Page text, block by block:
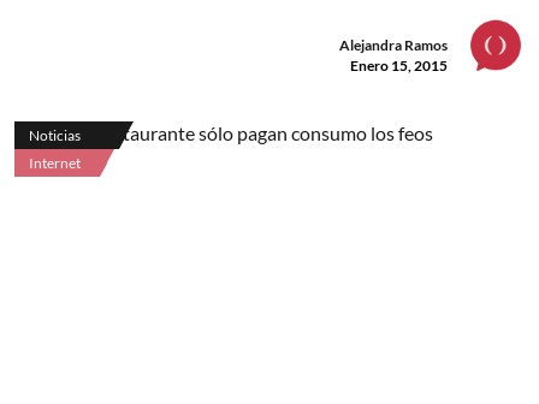
Alejandra Ramos
Enero 15, 2015
Noticias
Internet